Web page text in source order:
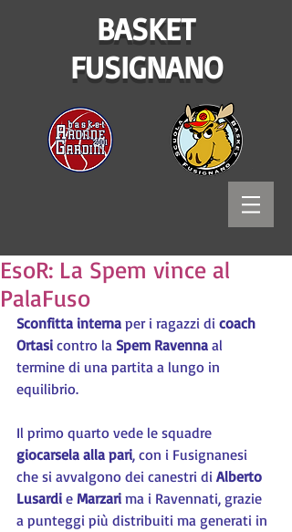
BASKET
FUSIGNANO
EsoR: La Spem vince al
PalaFuso
Sconfitta interna per i ragazzi di coach
Ortasi contro la Spem Ravenna al
termine di una partita a lungo in
equilibrio.
Il primo quarto vede le squadre
giocarsela alla pari, con i Fusignanesi
che si avvalgono dei canestri di Alberto
Lusardi e Marzari ma i Ravennati, grazie
a punteggi più distribuiti ma generati in